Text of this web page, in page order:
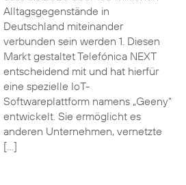
Alltagsgegenstände in
Deutschland miteinander
verbunden sein werden 1. Diesen
Markt gestaltet Telefónica NEXT
entscheidend mit und hat hierfür
eine spezielle IoT-
Softwareplattform namens „Geeny“
entwickelt. Sie ermöglicht es
anderen Unternehmen, vernetzte
[…]